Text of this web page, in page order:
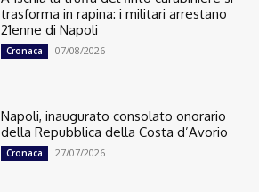
trasforma in rapina: i militari arrestano
21enne di Napoli
Cronaca 07/08/2026
Napoli, inaugurato consolato onorario
della Repubblica della Costa d’Avorio
Cronaca 27/07/2026